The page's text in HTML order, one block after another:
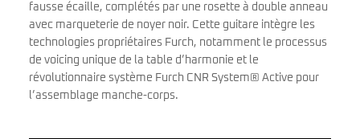
fausse écaille, complétés par une rosette à double anneau
avec marqueterie de noyer noir. Cette guitare intègre les
technologies propriétaires Furch, notamment le processus
de voicing unique de la table d’harmonie et le
révolutionnaire système Furch CNR System® Active pour
l’assemblage manche-corps.